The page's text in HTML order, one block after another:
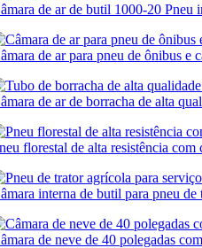
de ar de butil 1000-20 Pneu
de ar para pneu de ônibus e
de ar de borracha de alta
florestal de alta resistência
interna de butil para pneu
de neve de 40 polegadas